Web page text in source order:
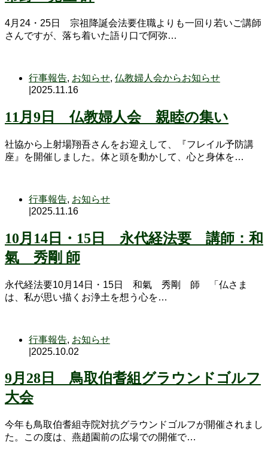
4月24・25日 宗祖降誕会法要住職よりも一回り若いご講師
さんですが、落ち着いた語り口で阿弥…
行事報告, お知らせ, 仏教婦人会からお知らせ
2025.11.16
11月9日 仏教婦人会 親睦の集い
社協から上射場翔吾さんをお迎えして、『フレイル予防講
座』を開催しました。体と頭を動かして、心と身体を…
行事報告, お知らせ
2025.11.16
10月14日・15日 永代経法要 講師：和
氣 秀剛 師
永代経法要10月14日・15日 和氣 秀剛 師 「仏さま
は、私が思い描くお浄土を想う心を…
行事報告, お知らせ
2025.10.02
9月28日 鳥取伯耆組グラウンドゴルフ
大会
今年も鳥取伯耆組寺院対抗グラウンドゴルフが開催されまし
た。この度は、燕趙園前の広場での開催で…